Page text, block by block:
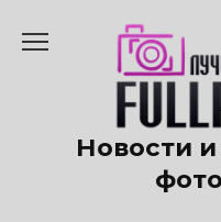
содержанию
Новости